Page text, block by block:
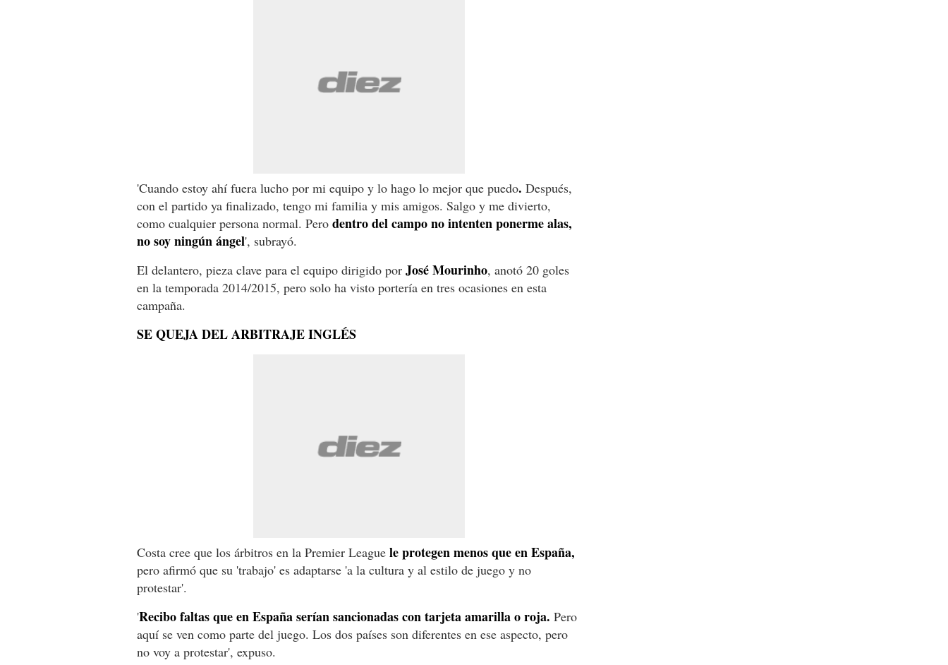
'Cuando estoy ahí fuera lucho por mi equipo y lo hago lo mejor que puedo. Después,
con el partido ya finalizado, tengo mi familia y mis amigos. Salgo y me divierto,
como cualquier persona normal. Pero dentro del campo no intenten ponerme alas,
no soy ningún ángel', subrayó.
El delantero, pieza clave para el equipo dirigido por José Mourinho, anotó 20 goles
en la temporada 2014/2015, pero solo ha visto portería en tres ocasiones en esta
campaña.
SE QUEJA DEL ARBITRAJE INGLÉS
Costa cree que los árbitros en la Premier League le protegen menos que en España,
pero afirmó que su 'trabajo' es adaptarse 'a la cultura y al estilo de juego y no
protestar'.
'Recibo faltas que en España serían sancionadas con tarjeta amarilla o roja. Pero
aquí se ven como parte del juego. Los dos países son diferentes en ese aspecto, pero
no voy a protestar', expuso.